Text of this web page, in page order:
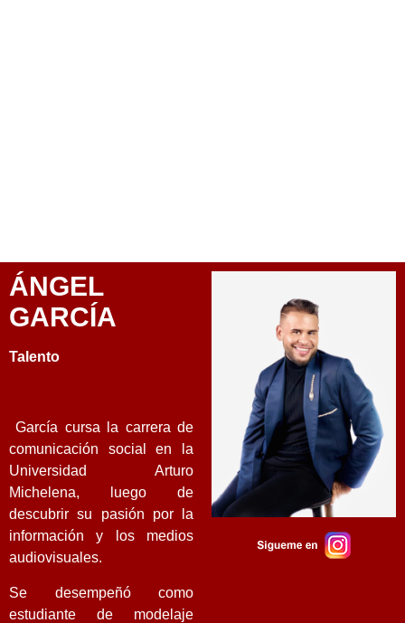
ÁNGEL
GARCÍA
Talento
García cursa la carrera de
comunicación social en la
Universidad Arturo
Michelena, luego de
descubrir su pasión por la
información y los medios
audiovisuales.
Se desempeñó como
estudiante de modelaje